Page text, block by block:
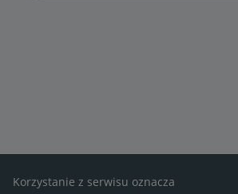
Korzystanie z serwisu oznacza